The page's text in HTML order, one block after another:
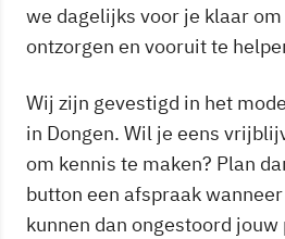
we dagelijks voor je klaar
ontzorgen en vooruit te
Wij zijn gevestigd in het
in Dongen. Wil je eens
om kennis te maken? Plan
button een afspraak
kunnen dan ongestoord